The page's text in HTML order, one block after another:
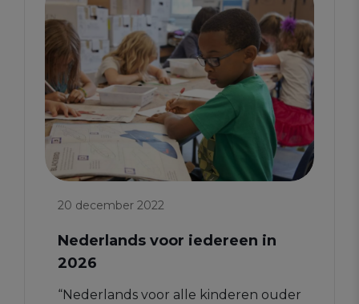
20 december 2022
Nederlands voor iedereen in
2026
“Nederlands voor alle kinderen ouder